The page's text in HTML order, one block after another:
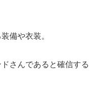
備や衣装。
さんであると確信する